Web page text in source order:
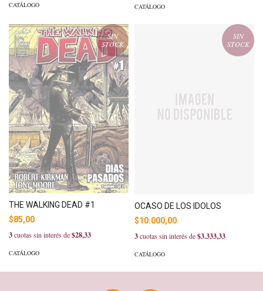
CATÁLOGO CATÁLOGO
SIN
STOCK
THE WALKING DEAD #1
$85,00
3cuotas sin interés de$28,33
CATÁLOGO
SIN
STOCK
OCASO DE LOS IDOLOS
$10.000,00
3cuotas sin interés de$3.333,33
CATÁLOGO